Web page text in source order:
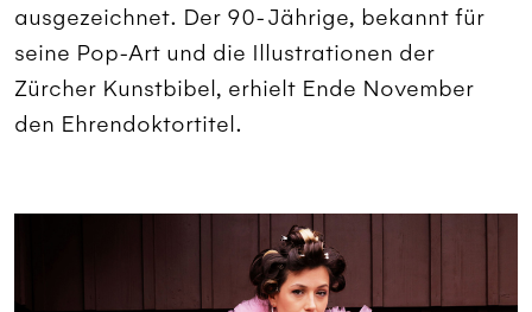
ausgezeichnet. Der 90-Jährige, bekannt für
seine Pop-Art und die Illustrationen der
Zürcher Kunstbibel, erhielt Ende November
den Ehrendoktortitel.